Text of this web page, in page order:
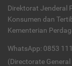
Direktorat Jenderal
Konsumen dan
Kementerian
WhatsApp: 0853
(Directorate